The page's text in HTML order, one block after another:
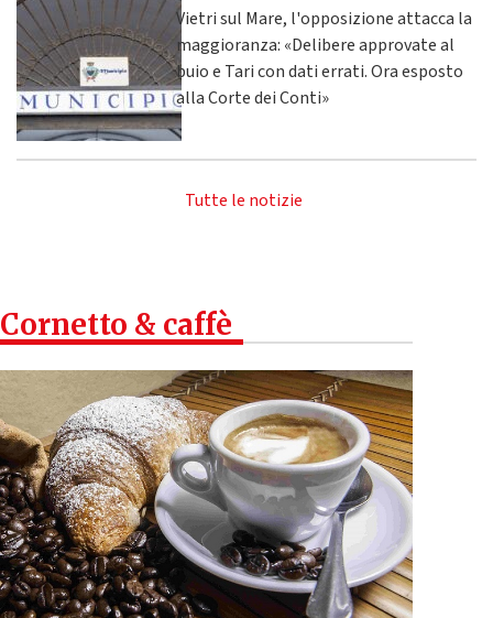
Vietri sul Mare, l'opposizione attacca la
maggioranza: «Delibere approvate al
buio e Tari con dati errati. Ora esposto
alla Corte dei Conti»
Tutte le notizie
Cornetto & caffè